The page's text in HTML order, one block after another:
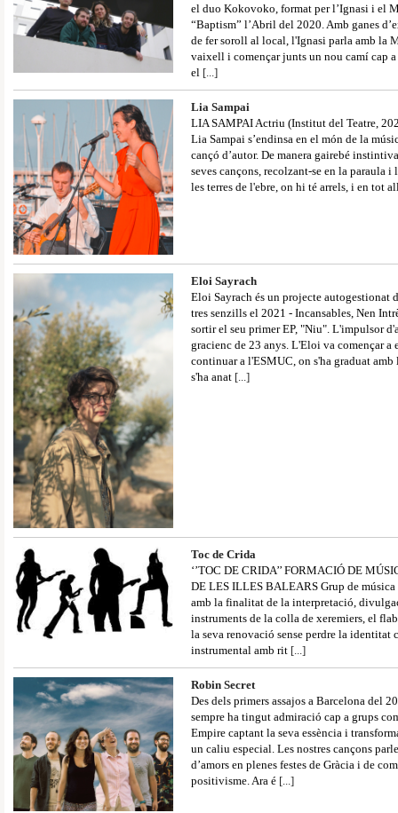
el duo Kokovoko, format per l’Ignasi i el
“Baptism” l’Abril del 2020. Amb ganes
de fer soroll al local, l'Ignasi parla amb la
vaixell i començar junts un nou camí cap
el [...]
Lia Sampai
LIA SAMPAI Actriu (Institut del Teatre,
Lia Sampai s’endinsa en el món de la
cançó d’autor. De manera gairebé
seves cançons, recolzant-se en la paraula
les terres de l'ebre, on hi té arrels, i en tot
Eloi Sayrach
Eloi Sayrach és un projecte autogestionat
tres senzills el 2021 - Incansables, Nen
sortir el seu primer EP, "Niu". L'impulsor
gracienc de 23 anys. L'Eloi va començar
continuar a l'ESMUC, on s'ha graduat
s'ha anat [...]
Toc de Crida
‘’TOC DE CRIDA’’ FORMACIÓ DE
DE LES ILLES BALEARS Grup de
amb la finalitat de la interpretació,
instruments de la colla de xeremiers, el
la seva renovació sense perdre la
instrumental amb rit [...]
Robin Secret
Des dels primers assajos a Barcelona del
sempre ha tingut admiració cap a grups
Empire captant la seva essència i
un caliu especial. Les nostres cançons
d’amors en plenes festes de Gràcia i de
positivisme. Ara é [...]